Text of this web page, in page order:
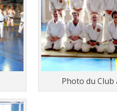
Photo du Club